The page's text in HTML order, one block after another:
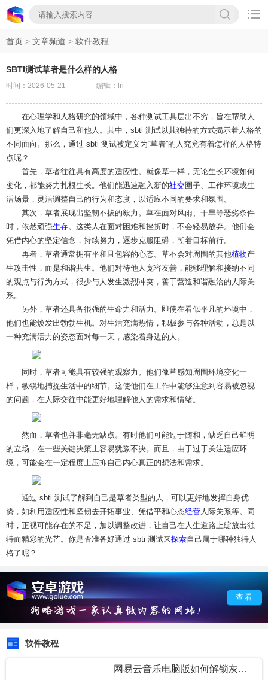

首页 > 文章频道 > 软件教程
SBTI测试草者是什么样的人格
时间：2026-05-21 编辑：ln
在心理学和人格研究的领域中，各种测试工具层出不穷，旨在帮助人
们更深入地了解自己和他人。其中，sbti 测试以其独特的方式揭示着人格的
不同面向。那么，通过 sbti 测试被定义为“草者”的人究竟有着怎样的人格特
点呢？
首先，草者往往具有高度的适应性。就像草一样，无论生长环境如何
变化，都能努力扎根生长。他们能迅速融入新的社交圈子、工作环境或生
活场景，灵活调整自己的行为和态度，以适应不同的要求和氛围。
其次，草者展现出坚韧不拔的毅力。草在面对风雨、干旱等恶劣条件
时，依然顽强生存。这类人在面对困难和挫折时，不会轻易放弃。他们会
凭借内心的坚定信念，持续努力，逐步克服阻碍，朝着目标前行。
再者，草者通常拥有平和且包容的心态。草不会对周围的其他植物产
生攻击性，而是和谐共生。他们对待他人宽容友善，能够理解和接纳不同
的观点与行为方式，很少与人发生激烈冲突，善于营造和谐融洽的人际关
系。
另外，草者还具备很强的生命力和活力。即使在看似平凡的环境中，
他们也能焕发出勃勃生机。对生活充满热情，积极参与各种活动，总是以
一种充满活力的姿态面对每一天，感染着身边的人。
同时，草者可能具有较强的观察力。他们像草感知周围环境变化一
样，敏锐地捕捉生活中的细节。这使他们在工作中能够注意到容易被忽视
的问题，在人际交往中能更好地理解他人的需求和情绪。
然而，草者也并非毫无缺点。有时他们可能过于随和，缺乏自己鲜明
的立场，在一些关键决策上容易犹豫不决。而且，由于过于关注适应环
境，可能会在一定程度上压抑自己内心真正的想法和需求。
通过 sbti 测试了解到自己是草者类型的人，可以更好地发挥自身优
势，如利用适应性和坚韧去开拓事业、凭借平和心态经营人际关系等。同
时，正视可能存在的不足，加以调整改进，让自己在人生道路上绽放出独
特而精彩的光芒。你是否准备好通过 sbti 测试来探索自己属于哪种独特人
格了呢？
查看
软件教程
网易云音乐电脑版如何解锁灰色版权歌曲